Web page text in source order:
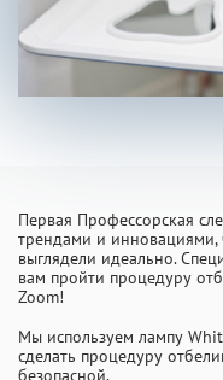
Первая Профессорская
трендами и
выглядели идеально.
вам пройти процедуру
Zoom!
Мы используем лампу
сделать процедуру
безопасной.